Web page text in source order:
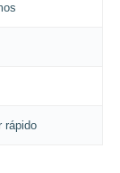
rápido